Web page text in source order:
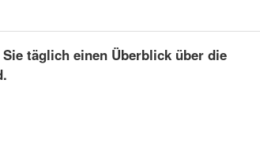
täglich einen Überblick über die